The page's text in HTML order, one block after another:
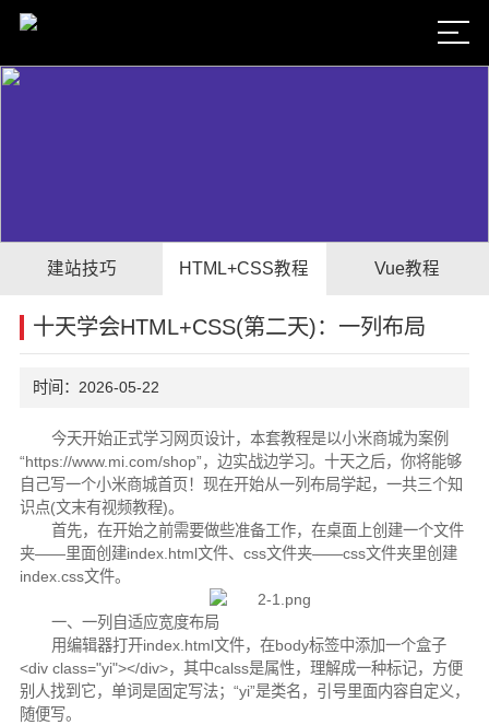
建站技巧 HTML+CSS教程 Vue教程
十天学会HTML+CSS(第二天)：一列布局
时间：2026-05-22
今天开始正式学习网页设计，本套教程是以小米商城为案例
“https://www.mi.com/shop”，边实战边学习。十天之后，你将能够
自己写一个小米商城首页！现在开始从一列布局学起，一共三个知
识点(文末有视频教程)。
首先，在开始之前需要做些准备工作，在桌面上创建一个文件
夹——里面创建index.html文件、css文件夹——css文件夹里创建
index.css文件。
一、一列自适应宽度布局
用编辑器打开index.html文件，在body标签中添加一个盒子
<div class="yi"></div>，其中calss是属性，理解成一种标记，方便
别人找到它，单词是固定写法；“yi”是类名，引号里面内容自定义，
随便写。